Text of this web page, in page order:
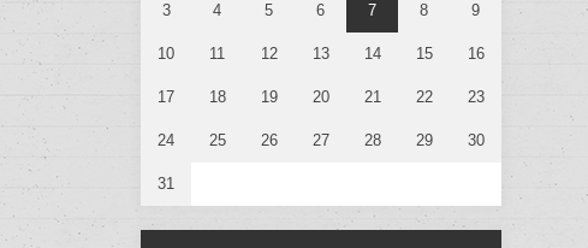
3 4 5 6 7 8 9
10 11 12 13 14 15 16
17 18 19 20 21 22 23
24 25 26 27 28 29 30
31